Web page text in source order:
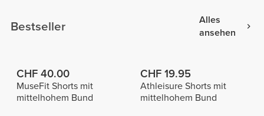
Bestseller
Alles
ansehen
CHF 40.00
MuseFit Shorts mit
mittelhohem Bund
CHF 19.95
Athleisure Shorts mit
mittelhohem Bund